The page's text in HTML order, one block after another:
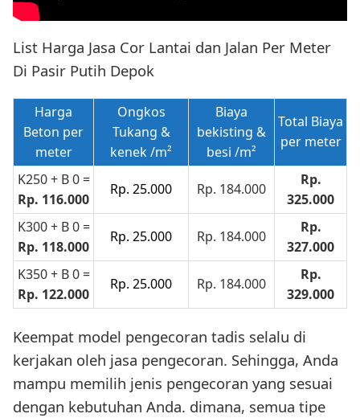
List Harga Jasa Cor Lantai dan Jalan Per Meter
Di Pasir Putih Depok
Harga
Beton per
meter
Ongkos
Tukang &
kenek /m²
Biaya
bekisting &
besi /m²
Total Biaya
per meter
K250 + B 0 =
Rp. 116.000
Rp. 25.000 Rp. 184.000
Rp.
325.000
K300 + B 0 =
Rp. 118.000
Rp. 25.000 Rp. 184.000
Rp.
327.000
K350 + B 0 =
Rp. 122.000
Rp. 25.000 Rp. 184.000
Rp.
329.000
Keempat model pengecoran tadis selalu di
kerjakan oleh jasa pengecoran. Sehingga, Anda
mampu memilih jenis pengecoran yang sesuai
dengan kebutuhan Anda. dimana, semua tipe